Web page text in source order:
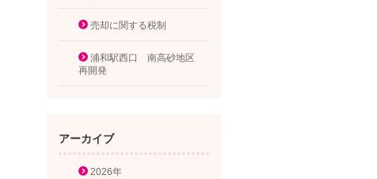
売却に関する税制
浦和駅西口 南高砂地区
再開発
アーカイブ
2026年